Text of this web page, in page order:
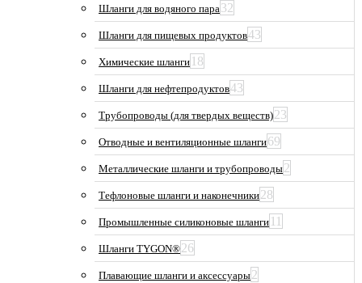
Шланги для водяного пара32
Шланги для пищевых продуктов43
Химические шланги 18
Шланги для нефтепродуктов43
Трубопроводы (для твердых веществ)23
Отводные и вентиляционные шланги69
Металлические шланги и трубопроводы2
Тефлоновые шланги и наконечники28
Промышленные силиконовые шланги 11
Шланги TYGON®26
Плавающие шланги и аксессуары2